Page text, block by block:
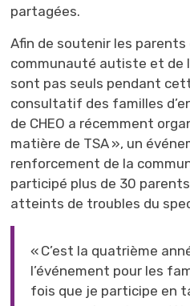
partagées.
Afin de soutenir les
communauté autiste et de
sont pas seuls pendant
consultatif des familles
de CHEO a récemment
matière de TSA », un
renforcement de la
participé plus de 30
atteints de troubles du
« C’est la quatrième
l’événement pour les
fois que je participe en